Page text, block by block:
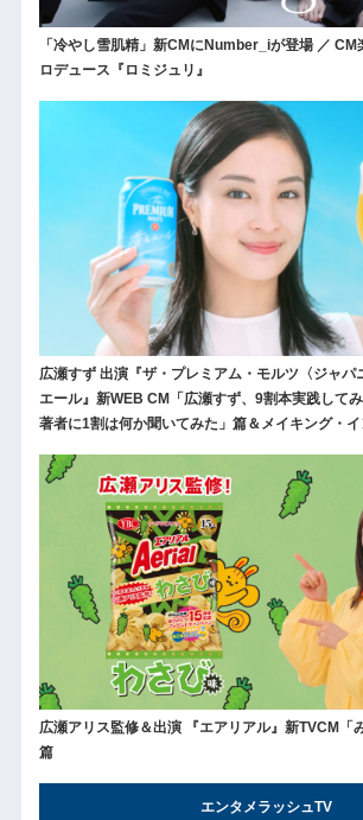
「冷やし雪肌精」新CMにNumber_iが登場 ／
ロデュース『ロミジュリ』
広瀬すず 出演『ザ・プレミアム・モルツ〈ジャパ
エール』新WEB CM「広瀬すず、9割本実践して
著者に1割は何か聞いてみた」篇＆メイキング・
広瀬アリス監修＆出演 『エアリアル』新TVCM「
篇
エンタメラッシュTV